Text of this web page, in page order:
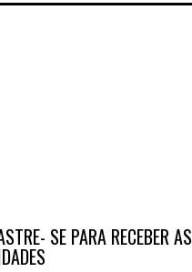
SE PARA RECEBER AS